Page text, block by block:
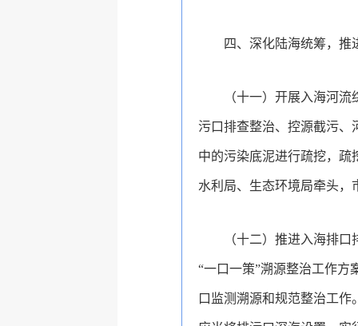
四、深化陆海统筹，推
（十一）开展入海河
污口排查整治、控源截污、
中的污染底泥进行疏挖，疏
水利局、生态环境局牵头，
（十二）推进入海排
“一口一策”溯源整治工作方
口监测溯源和规范整治工